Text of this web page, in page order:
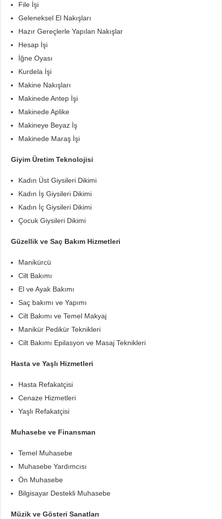
File İşi
Geleneksel El Nakışları
Hazır Gereçlerle Yapılan Nakışlar
Hesap İşi
İğne Oyası
Kurdela İşi
Makine Nakışları
Makinede Antep İşi
Makinede Aplike
Makineye Beyaz İş
Makinede Maraş İşi
Giyim Üretim Teknolojisi
Kadın Üst Giysileri Dikimi
Kadın İş Giysileri Dikimi
Kadın İç Giysileri Dikimi
Çocuk Giysileri Dikimi
Güzellik ve Saç Bakım Hizmetleri
Manikürcü
Cilt Bakımı
El ve Ayak Bakımı
Saç bakımı ve Yapımı
Cilt Bakımı ve Temel Makyaj
Manikür Pedikür Teknikleri
Cilt Bakımı Epilasyon ve Masaj Teknikleri
Hasta ve Yaşlı Hizmetleri
Hasta Refakatçisi
Cenaze Hizmetleri
Yaşlı Refakatçisi
Muhasebe ve Finansman
Temel Muhasebe
Muhasebe Yardımcısı
Ön Muhasebe
Bilgisayar Destekli Muhasebe
Müzik ve Gösteri Sanatları